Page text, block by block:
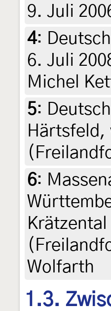
9. Juli
4:
6. Juli
Michel
5:
Härtsfeld,
6:
Wolfarth
1.3.